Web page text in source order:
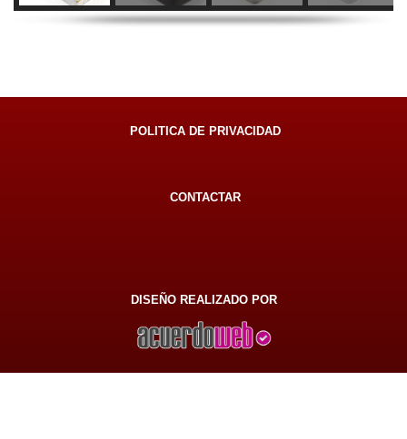
POLITICA DE PRIVACIDAD
CONTACTAR
DISEÑO REALIZADO POR